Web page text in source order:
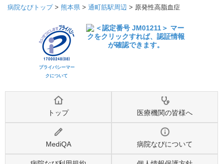
病院なびトップ> 熊本県 > 通町筋駅周辺 > 原発性高脂血症
プライバシーマー
クについて
トップ 医療機関の皆様へ
MediQA 病院なびについて